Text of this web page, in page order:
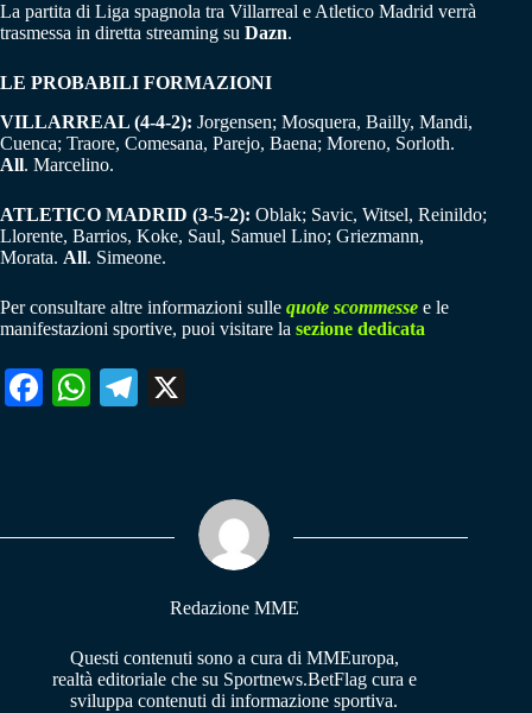
La partita di Liga spagnola tra Villarreal e Atletico Madrid verrà
trasmessa in diretta streaming su Dazn.
LE PROBABILI FORMAZIONI
VILLARREAL (4-4-2): Jorgensen; Mosquera, Bailly, Mandi,
Cuenca; Traore, Comesana, Parejo, Baena; Moreno, Sorloth.
All. Marcelino.
ATLETICO MADRID (3-5-2): Oblak; Savic, Witsel, Reinildo;
Llorente, Barrios, Koke, Saul, Samuel Lino; Griezmann,
Morata. All. Simeone.
Per consultare altre informazioni sulle quote scommesse e le
manifestazioni sportive, puoi visitare la sezione dedicata
Fa W
pp
Te
m
Redazione MME
Questi contenuti sono a cura di MMEuropa,
realtà editoriale che su Sportnews.BetFlag cura e
sviluppa contenuti di informazione sportiva.